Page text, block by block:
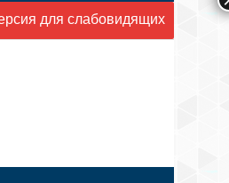
для слабовидящих